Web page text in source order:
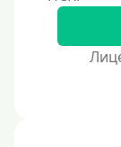
Без
В офисе